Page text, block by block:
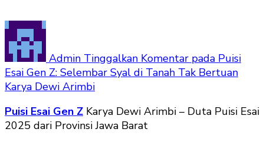
Admin Tinggalkan Komentar pada Puisi
Esai Gen Z: Selembar Syal di Tanah Tak Bertuan
Karya Dewi Arimbi
Puisi Esai Gen Z Karya Dewi Arimbi – Duta Puisi Esai
2025 dari Provinsi Jawa Barat